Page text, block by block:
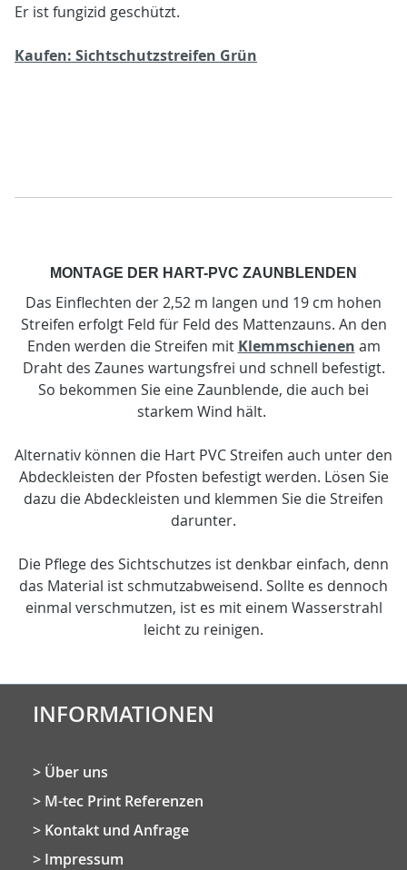
Er ist fungizid geschützt.
Kaufen: Sichtschutzstreifen Grün
MONTAGE DER HART-PVC ZAUNBLENDEN
Das Einflechten der 2,52 m langen und 19 cm hohen
Streifen erfolgt Feld für Feld des Mattenzauns. An den
Enden werden die Streifen mit Klemmschienen am
Draht des Zaunes wartungsfrei und schnell befestigt.
So bekommen Sie eine Zaunblende, die auch bei
starkem Wind hält.
Alternativ können die Hart PVC Streifen auch unter den
Abdeckleisten der Pfosten befestigt werden. Lösen Sie
dazu die Abdeckleisten und klemmen Sie die Streifen
darunter.
Die Pflege des Sichtschutzes ist denkbar einfach, denn
das Material ist schmutzabweisend. Sollte es dennoch
einmal verschmutzen, ist es mit einem Wasserstrahl
leicht zu reinigen.
INFORMATIONEN
Über uns
M-tec Print Referenzen
Kontakt und Anfrage
Impressum